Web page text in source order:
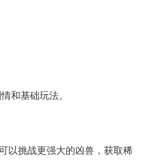
和基础玩法。
以挑战更强大的凶兽，获取稀